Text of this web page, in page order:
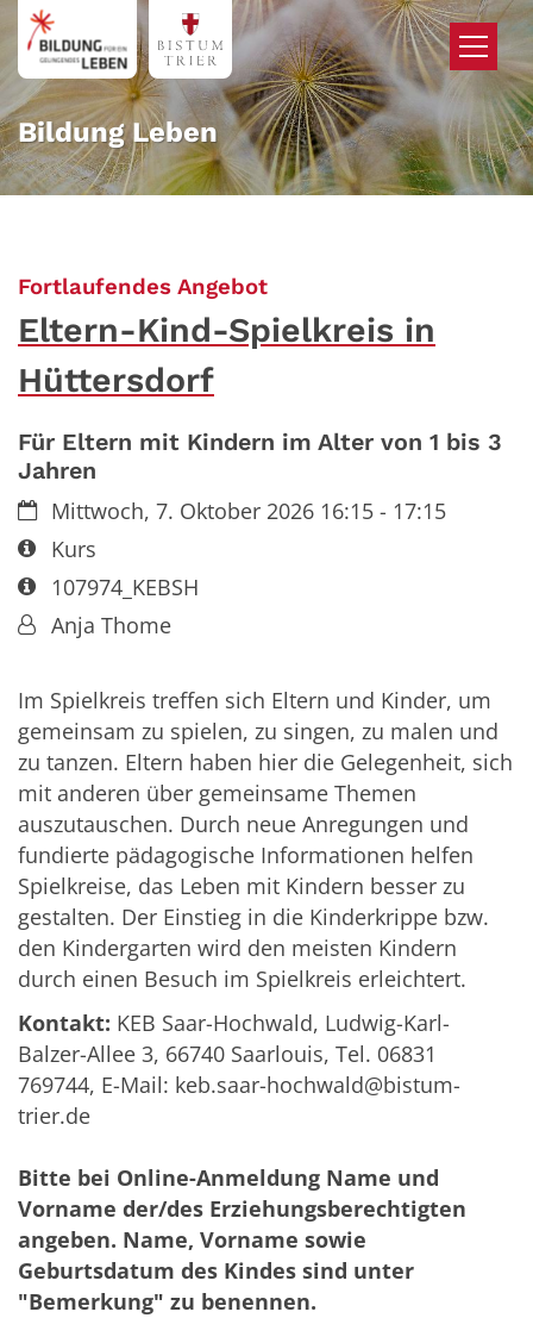
Zum Inhalt springen
Bildung Leben
Fortlaufendes Angebot:
Eltern-Kind-Spielkreis in
Hüttersdorf
Für Eltern mit Kindern im Alter von 1 bis 3
Jahren
Datum:Mittwoch, 7. Oktober 2026 16:15 - 17:15
Art bzw. Nummer:
Kurs
Art bzw. Nummer:
107974_KEBSH
Von:Anja Thome
Im Spielkreis treffen sich Eltern und Kinder, um
gemeinsam zu spielen, zu singen, zu malen und
zu tanzen. Eltern haben hier die Gelegenheit, sich
mit anderen über gemeinsame Themen
auszutauschen. Durch neue Anregungen und
fundierte pädagogische Informationen helfen
Spielkreise, das Leben mit Kindern besser zu
gestalten. Der Einstieg in die Kinderkrippe bzw.
den Kindergarten wird den meisten Kindern
durch einen Besuch im Spielkreis erleichtert.
Kontakt: KEB Saar-Hochwald, Ludwig-Karl-
Balzer-Allee 3, 66740 Saarlouis, Tel. 06831
769744, E-Mail: keb.saar-hochwald@bistum-
trier.de
Bitte bei Online-Anmeldung Name und
Vorname der/des Erziehungsberechtigten
angeben. Name, Vorname sowie
Geburtsdatum des Kindes sind unter
"Bemerkung" zu benennen.